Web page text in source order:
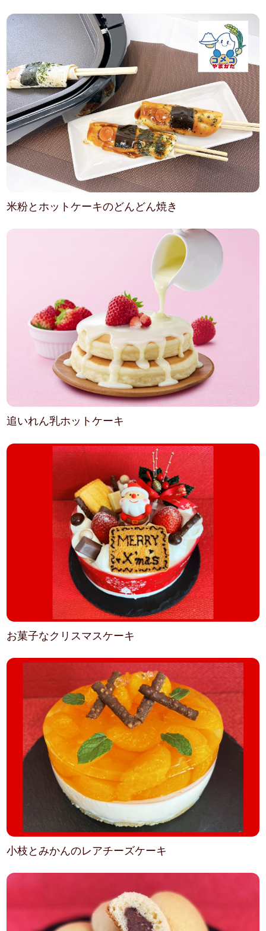
米粉とホットケーキのどんどん焼き
追いれん乳ホットケーキ
お菓子なクリスマスケーキ
小枝とみかんのレアチーズケーキ